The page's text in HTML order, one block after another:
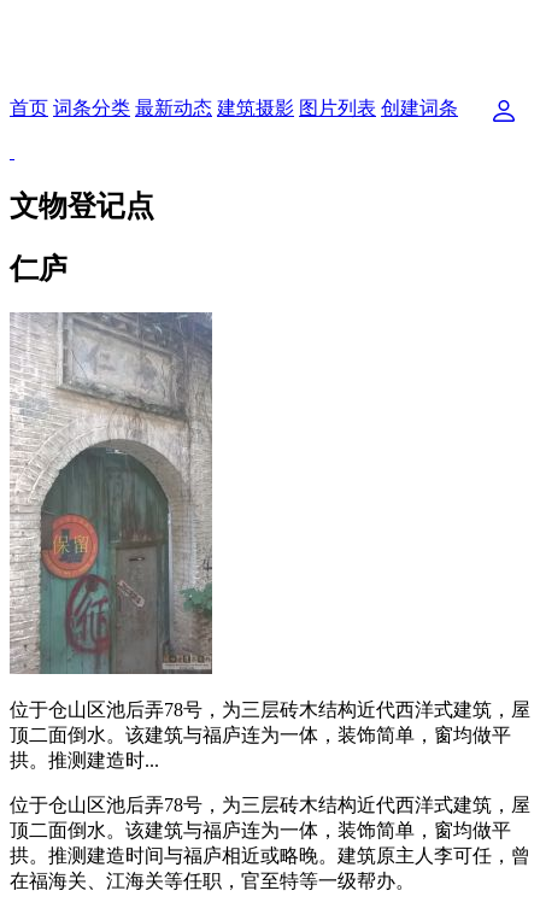
首页 词条分类 最新动态 建筑摄影 图片列表 创建词条
文物登记点
仁庐
位于仓山区池后弄78号，为三层砖木结构近代西洋式建筑，屋
顶二面倒水。该建筑与福庐连为一体，装饰简单，窗均做平
拱。推测建造时...
位于仓山区池后弄78号，为三层砖木结构近代西洋式建筑，屋
顶二面倒水。该建筑与福庐连为一体，装饰简单，窗均做平
拱。推测建造时间与福庐相近或略晚。建筑原主人李可任，曾
在福海关、江海关等任职，官至特等一级帮办。